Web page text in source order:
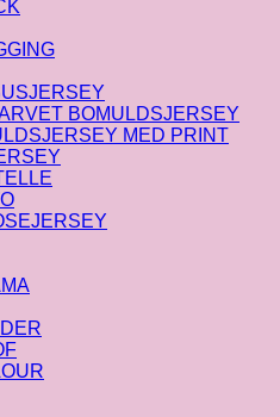
BOMULDSJERSEY
MED PRINT